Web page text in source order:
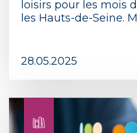
loisirs pour les mois
les Hauts-de-Seine.
28.05.2025